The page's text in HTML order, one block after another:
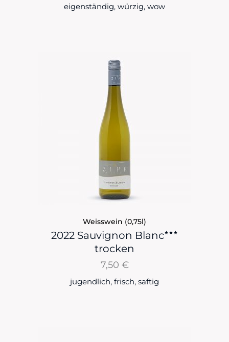
eigenständig, würzig, wow
Weisswein (0,75l)
2022 Sauvignon Blanc★★★
trocken
7,50 €
jugendlich, frisch, saftig